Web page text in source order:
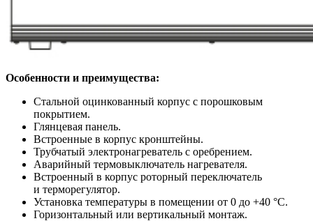
Особенности и преимущества:
Стальной оцинкованный корпус с порошковым
покрытием.
Глянцевая панель.
Встроенные в корпус кронштейны.
Трубчатый электронагреватель с оребрением.
Аварийный термовыключатель нагревателя.
Встроенный в корпус роторный переключатель
и терморегулятор.
Установка температуры в помещении от 0 до +40 °С.
Горизонтальный или вертикальный монтаж.